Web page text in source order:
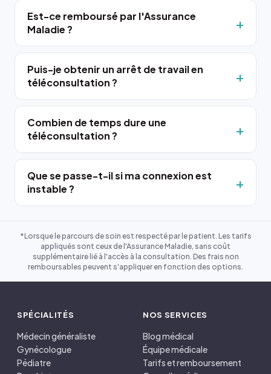
Est-ce remboursé par l'Assurance
Maladie ?
Puis-je obtenir un arrêt de travail en
téléconsultation ?
Combien de temps dure une
téléconsultation ?
Que se passe-t-il si ma connexion est
instable ?
*Lorsque le parcours de soin est respecté par le patient. Les tarifs
appliqués sont ceux de l'Assurance Maladie, sans coût
supplémentaire lié à l'accès à la consultation. Des frais non
remboursables peuvent s'appliquer en fonction des options.
SPÉCIALITÉS
Médecin généraliste
Gynécologue
Pédiatre
NOS SERVICES
Blog médical
Équipe médicale
Tarifs et remboursement